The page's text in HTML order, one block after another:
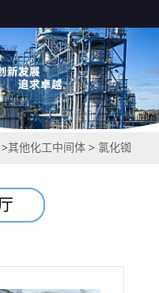
>其他化工中间体 > 氯化铷